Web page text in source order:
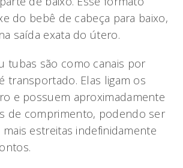
do bebê de cabeça para baixo,
saída exata do útero.
tubas são como canais por
transportado. Elas ligam os
e possuem aproximadamente
de comprimento, podendo ser
mais estreitas indefinidamente